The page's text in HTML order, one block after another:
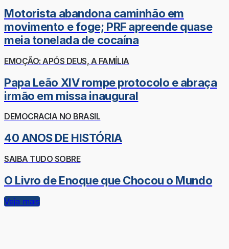
Motorista abandona caminhão em
movimento e foge; PRF apreende quase
meia tonelada de cocaína
EMOÇÃO: APÓS DEUS, A FAMÍLIA
Papa Leão XIV rompe protocolo e abraça
irmão em missa inaugural
DEMOCRACIA NO BRASIL
40 ANOS DE HISTÓRIA
SAIBA TUDO SOBRE
O Livro de Enoque que Chocou o Mundo
Veja mais